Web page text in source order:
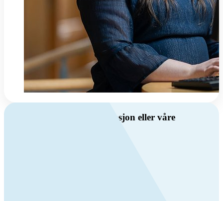
Har du spørsmål om ventilasjon eller våre